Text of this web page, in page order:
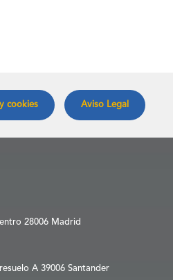
cookies Aviso Legal
28006 Madrid
A 39006 Santander